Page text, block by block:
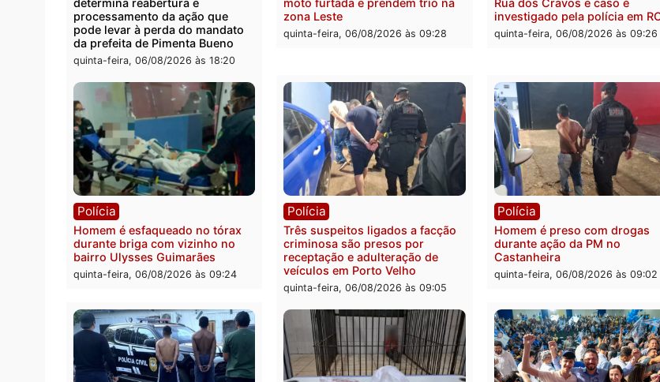
Política
Ministro Dias Tofolli , do TSE,
determina reabertura e
processamento da ação que
pode levar à perda do mandato
da prefeita de Pimenta Bueno
quinta-feira, 06/08/2026 às 18:20
Polícia
Policiais militares recuperam
moto furtada e prendem trio na
zona Leste
quinta-feira, 06/08/2026 às 09:28
Polícia
Jovem é
Rua dos Cravos e
investigado pela
quinta-feira, 06/08/